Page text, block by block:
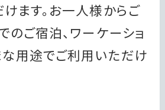
ます。お一人様からご
のご宿泊、ワーケーショ
用途でご利用いただけ